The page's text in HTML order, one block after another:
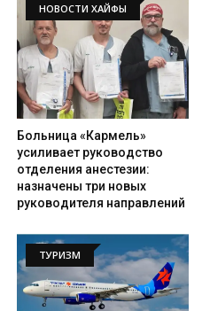
НОВОСТИ ХАЙФЫ
Больница «Кармель»
усиливает руководство
отделения анестезии:
назначены три новых
руководителя направлений
ТУРИЗМ